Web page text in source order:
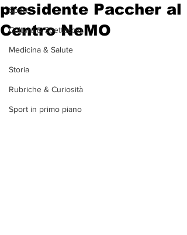
Sport
Cultura & Spettacolo
Medicina & Salute
Storia
Rubriche & Curiosità
Sport in primo piano
presidente Paccher al
Centro NeMO